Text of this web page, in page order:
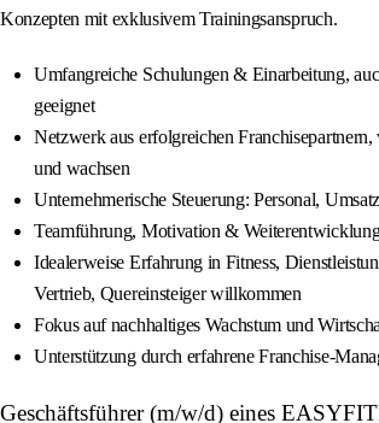
Konzepten mit exklusivem Trainingsanspruch.
Umfangreiche Schulungen & Einarbeitung,
geeignet
Netzwerk aus erfolgreichen Franchisepartnern,
und wachsen
Unternehmerische Steuerung: Personal,
Teamführung, Motivation &
Idealerweise Erfahrung in Fitness,
Vertrieb, Quereinsteiger willkommen
Fokus auf nachhaltiges Wachstum und
Unterstützung durch erfahrene Franchise-
Geschäftsführer (m/w/d) eines